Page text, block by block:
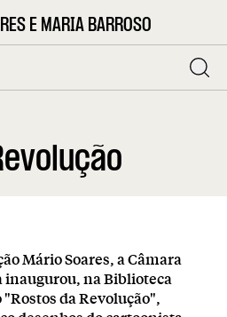
E MARIA BARROSO
Mário Soares, a Câmara
na Biblioteca
da Revolução",